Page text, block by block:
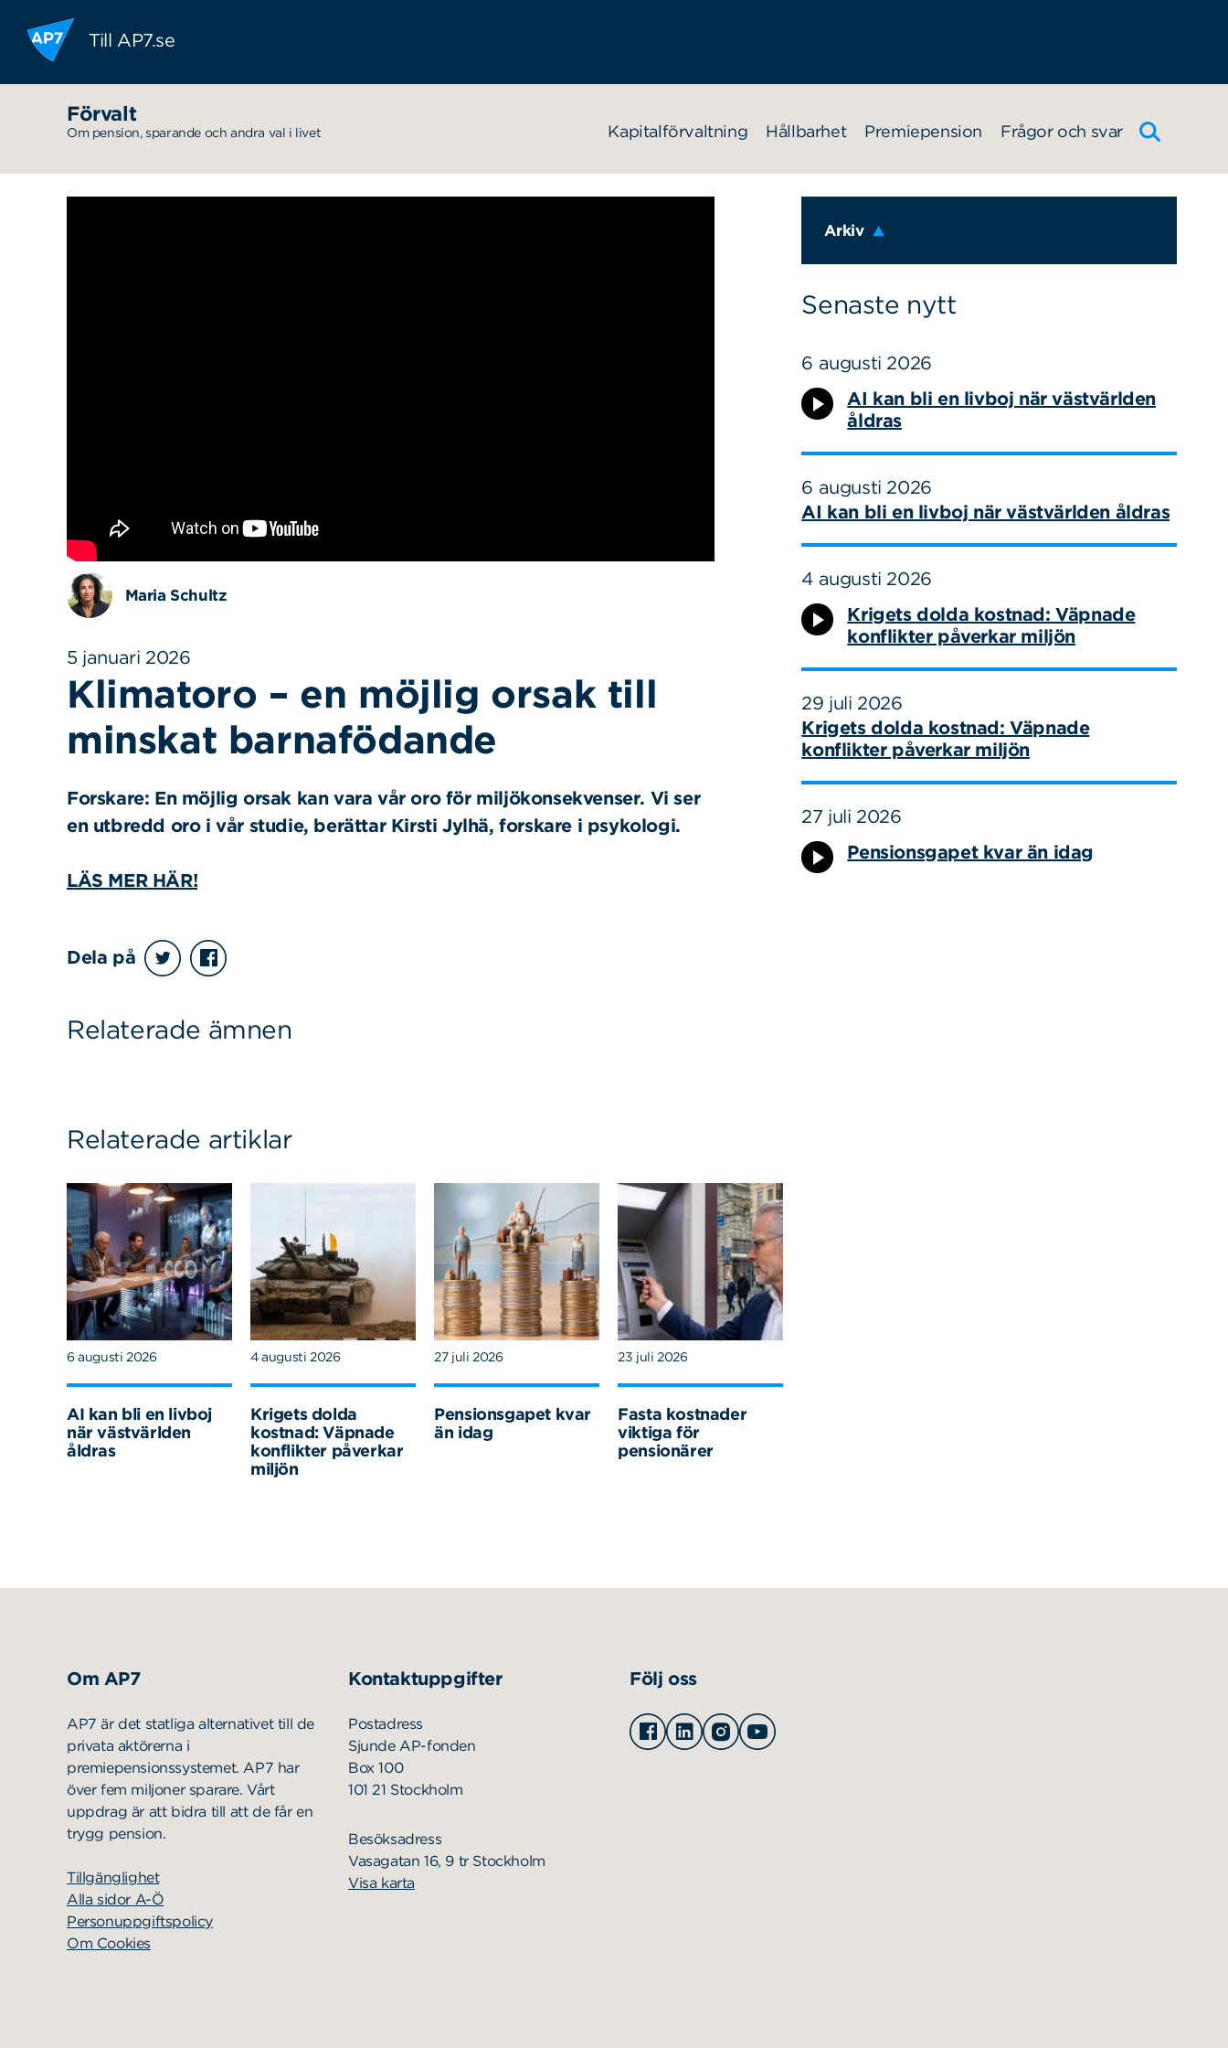
Hoppa till innehållet
Till AP7.se
Förvalt
Om pension, sparande och andra val i livet Kapitalförvaltning Hållbarhet Premiepension Frågor och svar
Arkiv
Senaste nytt
6 augusti 2026
AI kan bli en livboj när västvärlden
åldras
6 augusti 2026
AI kan bli en livboj när västvärlden åldras
4 augusti 2026
Krigets dolda kostnad: Väpnade
konflikter påverkar miljön
29 juli 2026
Krigets dolda kostnad: Väpnade
konflikter påverkar miljön
27 juli 2026
Pensionsgapet kvar än idag
Maria Schultz
5 januari 2026
Klimatoro – en möjlig orsak till
minskat barnafödande
Forskare: En möjlig orsak kan vara vår oro för miljökonsekvenser. Vi ser
en utbredd oro i vår studie, berättar Kirsti Jylhä, forskare i psykologi.
LÄS MER HÄR!
Dela på
Relaterade ämnen
Relaterade artiklar
6 augusti 2026
AI kan bli en livboj
när västvärlden
åldras
4 augusti 2026
Krigets dolda
kostnad: Väpnade
konflikter påverkar
miljön
27 juli 2026
Pensionsgapet kvar
än idag
23 juli 2026
Fasta kostnader
viktiga för
pensionärer
Om AP7
AP7 är det statliga alternativet till de
privata aktörerna i
premiepensionssystemet. AP7 har
över fem miljoner sparare. Vårt
uppdrag är att bidra till att de får en
trygg pension.
Tillgänglighet
Alla sidor A-Ö
Personuppgiftspolicy
Om Cookies
Kontaktuppgifter
Postadress
Sjunde AP-fonden
Box 100
101 21 Stockholm
Besöksadress
Vasagatan 16, 9 tr Stockholm
Visa karta
Följ oss
Facebook
LinkedinInstagramYoutube
efter: